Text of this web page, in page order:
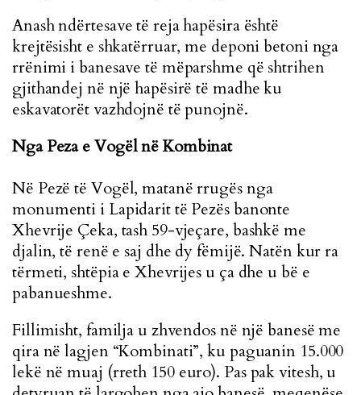
Anash ndërtesave të reja hapësira është
krejtësisht e shkatërruar, me deponi betoni nga
rrënimi i banesave të mëparshme që shtrihen
gjithandej në një hapësirë të madhe ku
eskavatorët vazhdojnë të punojnë.
Nga Peza e Vogël në Kombinat
Në Pezë të Vogël, matanë rrugës nga
monumenti i Lapidarit të Pezës banonte
Xhevrije Çeka, tash 59-vjeçare, bashkë me
djalin, të renë e saj dhe dy fëmijë. Natën kur ra
tërmeti, shtëpia e Xhevrijes u ça dhe u bë e
pabanueshme.
Fillimisht, familja u zhvendos në një banesë me
qira në lagjen “Kombinati”, ku paguanin 15.000
lekë në muaj (rreth 150 euro). Pas pak vitesh, u